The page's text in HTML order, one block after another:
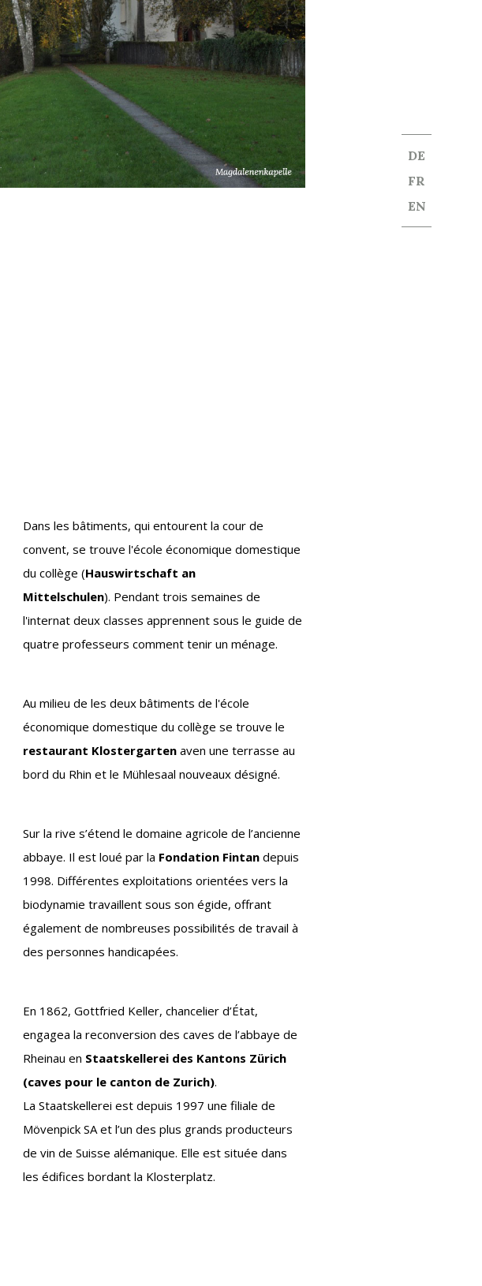
DE
FR
EN
Dans les bâtiments, qui entourent la cour de
convent, se trouve l'école économique domestique
du collège (Hauswirtschaft an
Mittelschulen). Pendant trois semaines de
l'internat deux classes apprennent sous le guide de
quatre professeurs comment tenir un ménage.
Au milieu de les deux bâtiments de l'école
économique domestique du collège se trouve le
restaurant Klostergartenaven une terrasse au
bord du Rhin et le Mühlesaal nouveaux désigné.
Sur la rive s’étend le domaine agricole de l’ancienne
abbaye. Il est loué par la Fondation Fintandepuis
1998. Différentes exploitations orientées vers la
biodynamie travaillent sous son égide, offrant
également de nombreuses possibilités de travail à
des personnes handicapées.
En 1862, Gottfried Keller, chancelier d’État,
engagea la reconversion des caves de l’abbaye de
Rheinau en Staatskellerei des Kantons Zürich
(caves pour le canton de Zurich).
La Staatskellerei est depuis 1997 une filiale de
Mövenpick SA et l’un des plus grands producteurs
de vin de Suisse alémanique. Elle est située dans
les édifices bordant la Klosterplatz.